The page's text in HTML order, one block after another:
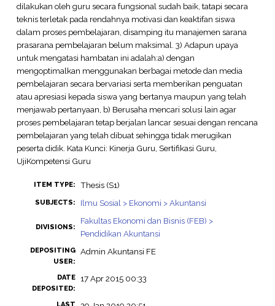
dilakukan oleh guru secara fungsional sudah baik, tatapi secara
teknis terletak pada rendahnya motivasi dan keaktifan siswa
dalam proses pembelajaran, disamping itu manajemen sarana
prasarana pembelajaran belum maksimal. 3) Adapun upaya
untuk mengatasi hambatan ini adalah:a) dengan
mengoptimalkan menggunakan berbagai metode dan media
pembelajaran secara bervariasi serta memberikan penguatan
atau apresiasi kepada siswa yang bertanya maupun yang telah
menjawab pertanyaan, b) Berusaha mencari solusi lain agar
proses pembelajaran tetap berjalan lancar sesuai dengan rencana
pembelajaran yang telah dibuat sehingga tidak merugikan
peserta didik. Kata Kunci: Kinerja Guru, Sertifikasi Guru,
UjiKompetensi Guru
ITEM TYPE: Thesis (S1)
SUBJECTS: Ilmu Sosial > Ekonomi > Akuntansi
DIVISIONS:
Fakultas Ekonomi dan Bisnis (FEB) >
Pendidikan Akuntansi
DEPOSITING
USER:
Admin Akuntansi FE
DATE
DEPOSITED:
17 Apr 2015 00:33